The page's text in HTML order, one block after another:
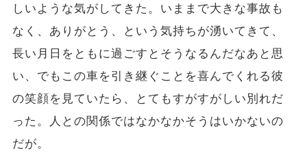
しいような気がしてきた。いままで大きな事故も
なく、ありがとう、という気持ちが湧いてきて、
長い月日をともに過ごすとそうなるんだなあと思
い、でもこの車を引き継ぐことを喜んでくれる彼
の笑顔を見ていたら、とてもすがすがしい別れだ
った。人との関係ではなかなかそうはいかないの
だが。